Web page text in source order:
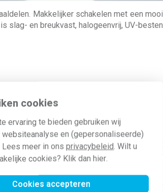
cookies
ervaring te bieden gebruiken wij
en (gepersonaliseerde)
meer in ons privacybeleid. Wilt u
cookies? Klik dan hier.
Cookies accepteren
Makkelijker schakelen met een
en breukvast, halogeenvrij, UV-
gebruiken in combinatie met het Gira
overgangsafdekplaat/adapterraam
Thermoplast, een sterke